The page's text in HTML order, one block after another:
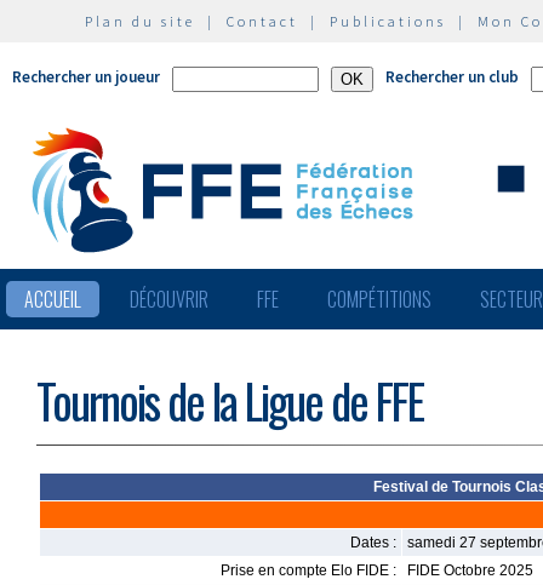
Plan du site | Contact | Publications | Mon
Rechercher un joueur Rechercher un club
ACCUEIL DÉCOUVRIR FFE COMPÉTITIONS
Tournois de la Ligue de FFE
Festival de Tournois
Dates :
samedi 27
Prise en compte Elo FIDE :
FIDE Octobre 2025